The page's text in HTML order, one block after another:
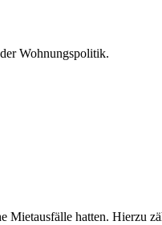
Wohnungspolitik.
hatten. Hierzu